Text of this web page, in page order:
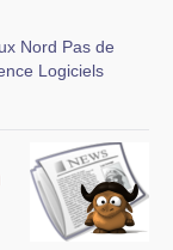
Nord Pas de
Logiciels